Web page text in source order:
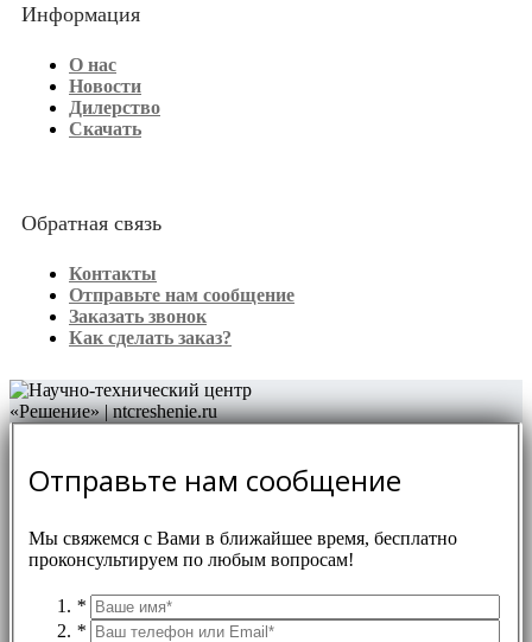
Информация
О нас
Новости
Дилерство
Скачать
Обратная связь
Контакты
Отправьте нам сообщение
Заказать звонок
Как сделать заказ?
Отправьте нам сообщение
Мы свяжемся с Вами в ближайшее время, бесплатно
проконсультируем по любым вопросам!
*
*